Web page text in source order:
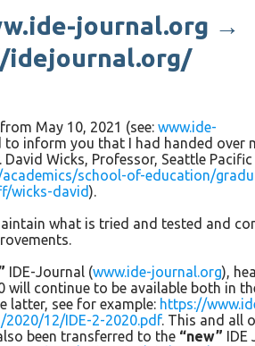
that the educational situation of the
is very different on the one hand. On
German citizen). As the Düsseldorf-
Sami Dzemailovski put it: “What
(Lindemann, 2005, p. 10). There
on the social integration/inclusion of
in Europe (European Union, 2011)
can be improved (Lindemann, 2005;
with the help of mentoring,
models.
an educational awakening :
and mediator models
journal.org →
idejournal.org/
May 10, 2021 (see:www.ide-
to inform you that I had handed over
Wicks, Professor, Seattle Pacific
school-of-education/
wicks-david).
what is tried and tested and
IDE-Journal (www.ide-journal.org),
will continue to be available both in
latter, see for example: https://
12/IDE-2-2020.pdf. This and all
been transferred to the “new” IDE